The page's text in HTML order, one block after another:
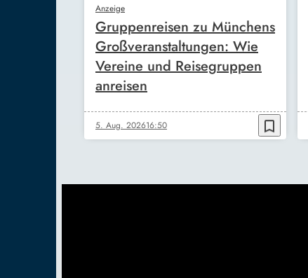
Anzeige
Gruppenreisen zu Münchens
Großveranstaltungen: Wie
Vereine und Reisegruppen
anreisen
5. Aug. 202616:50 bookmark_border